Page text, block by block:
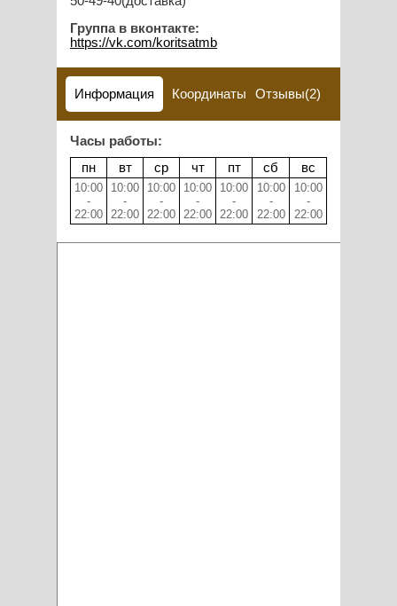
Группа в вконтакте:
https://vk.com/koritsatmb
Информация Координаты Отзывы(2)
Часы работы:
пн
вт ср чт пт сб вс
10:00
-
22:00
10:00
-
22:00
10:00
-
22:00
10:00
-
22:00
10:00
-
22:00
10:00
-
22:00
10:00
-
22:00